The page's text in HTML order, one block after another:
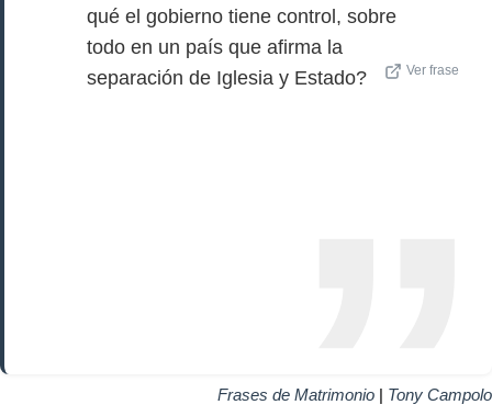
qué el gobierno tiene control, sobre
todo en un país que afirma la
separación de Iglesia y Estado?
Ver frase
Frases de Matrimonio | Tony Campolo